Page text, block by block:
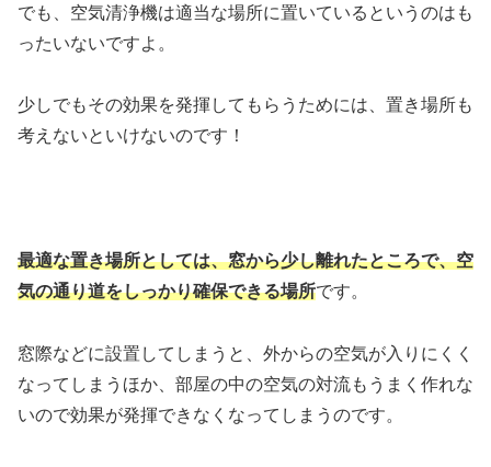
でも、空気清浄機は適当な場所に置いているというのはも
ったいないですよ。
少しでもその効果を発揮してもらうためには、置き場所も
考えないといけないのです！
最適な置き場所としては、窓から少し離れたところで、空
気の通り道をしっかり確保できる場所です。
窓際などに設置してしまうと、外からの空気が入りにくく
なってしまうほか、部屋の中の空気の対流もうまく作れな
いので効果が発揮できなくなってしまうのです。